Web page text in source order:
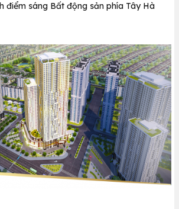
điểm sáng Bất động sản phía Tây Hà